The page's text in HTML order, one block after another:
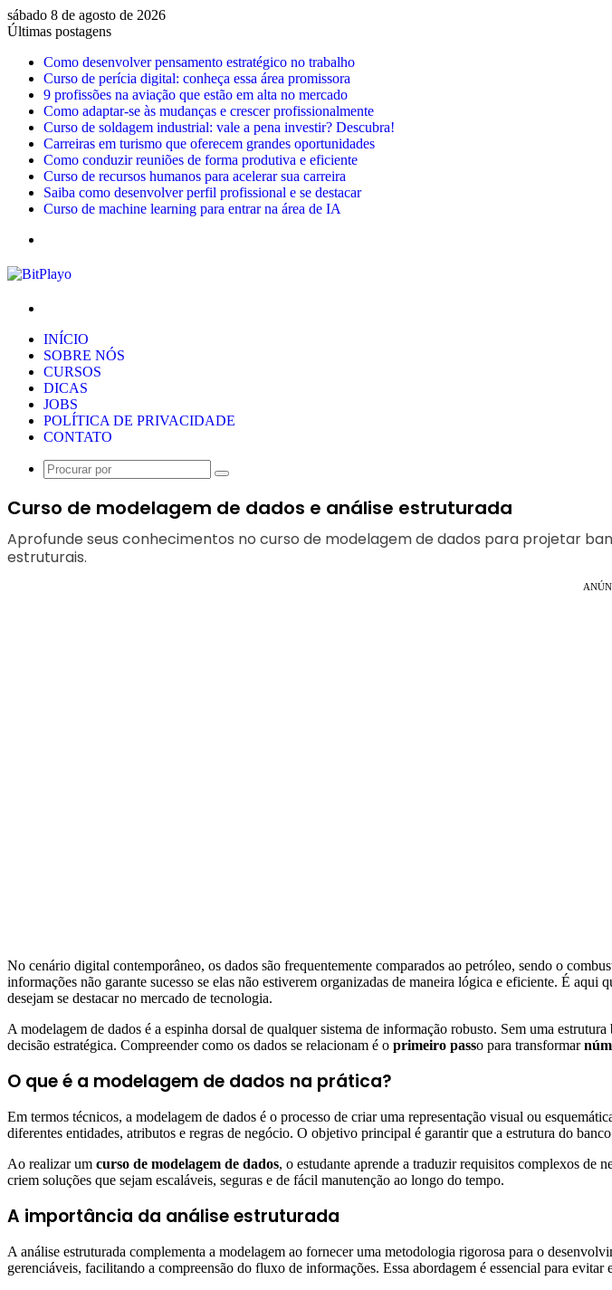
sábado 8 de agosto de 2026
Últimas postagens
Como desenvolver pensamento estratégico no trabalho
Curso de perícia digital: conheça essa área promissora
9 profissões na aviação que estão em alta no mercado
Como adaptar-se às mudanças e crescer profissionalmente
Curso de soldagem industrial: vale a pena investir? Descubra!
Carreiras em turismo que oferecem grandes oportunidades
Como conduzir reuniões de forma produtiva e eficiente
Curso de recursos humanos para acelerar sua carreira
Saiba como desenvolver perfil profissional e se destacar
Curso de machine learning para entrar na área de IA
INÍCIO
SOBRE NÓS
CURSOS
DICAS
JOBS
POLÍTICA DE PRIVACIDADE
CONTATO
Procurar
Curso de modelagem de dados e análise estruturada
Aprofunde seus conhecimentos no curso de modelagem de dados para projetar
estruturais.
No cenário digital contemporâneo, os dados são frequentemente comparados ao petróleo, sendo o
informações não garante sucesso se elas não estiverem organizadas de maneira lógica e eficiente. É aqui
desejam se destacar no mercado de tecnologia.
A modelagem de dados é a espinha dorsal de qualquer sistema de informação robusto. Sem uma
decisão estratégica. Compreender como os dados se relacionam é o primeiro passo para transformar
O que é a modelagem de dados na prática?
Em termos técnicos, a modelagem de dados é o processo de criar uma representação visual ou
diferentes entidades, atributos e regras de negócio. O objetivo principal é garantir que a estrutura do
Ao realizar um curso de modelagem de dados, o estudante aprende a traduzir requisitos complexos de
criem soluções que sejam escaláveis, seguras e de fácil manutenção ao longo do tempo.
A importância da análise estruturada
A análise estruturada complementa a modelagem ao fornecer uma metodologia rigorosa para o
gerenciáveis, facilitando a compreensão do fluxo de informações. Essa abordagem é essencial para evitar